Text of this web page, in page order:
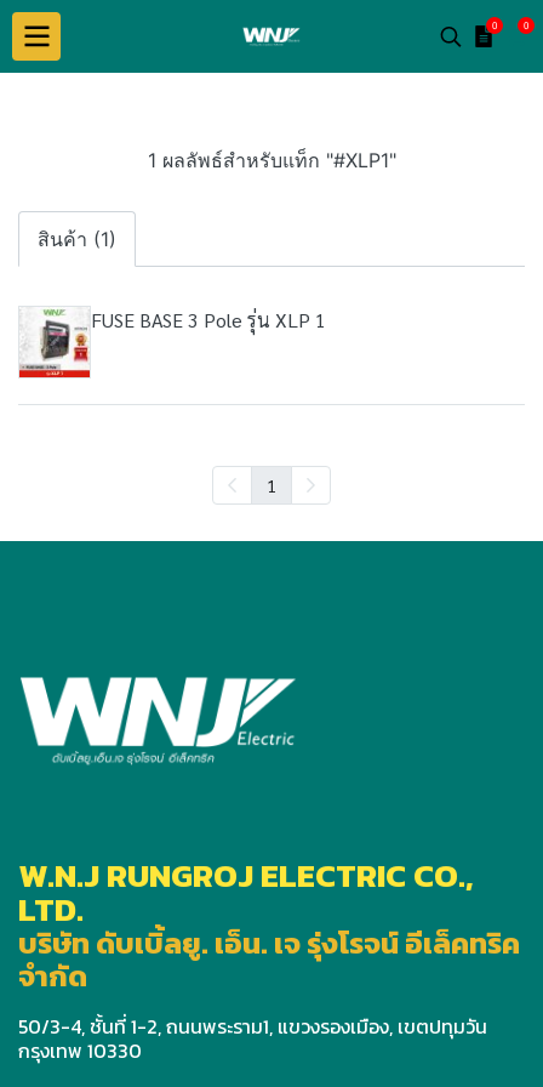
0 0
1 ผลลัพธ์สำหรับแท็ก "#XLP1"
สินค้า (1)
FUSE BASE 3 Pole รุ่น XLP 1
1
W.N.J RUNGROJ ELECTRIC CO.,
LTD.
บริษัท ดับเบิ้ลยู. เอ็น. เจ รุ่งโรจน์ อีเล็คทริค
จำกัด
50/3-4, ชั้นที่ 1-2, ถนนพระราม1, แขวงรองเมือง, เขตปทุมวัน
กรุงเทพ 10330